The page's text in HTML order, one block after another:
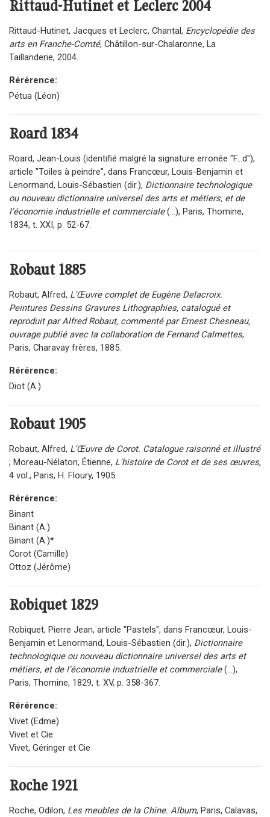
Rittaud-Hutinet et Leclerc2004
Rittaud-Hutinet, Jacques et Leclerc, Chantal, Encyclopédie des
arts en Franche-Comté, Châtillon-sur-Chalaronne, La
Taillanderie, 2004.
Rérérence:
Pétua (Léon)
Roard1834
Roard, Jean-Louis (identifié malgré la signature erronée "F...d"),
article "Toiles à peindre", dans Francœur, Louis-Benjamin et
Lenormand, Louis-Sébastien (dir.), Dictionnaire technologique
ou nouveau dictionnaire universel des arts et métiers, et de
l’économie industrielle et commerciale(...), Paris, Thomine,
1834, t. XXI, p. 52-67.
Robaut1885
Robaut, Alfred, L'Œuvre complet de Eugène Delacroix.
Peintures Dessins Gravures Lithographies, catalogué et
reproduit par Alfred Robaut, commenté par Ernest Chesneau,
ouvrage publié avec la collaboration de Fernand Calmettes,
Paris, Charavay frères, 1885.
Rérérence:
Diot (A.)
Robaut1905
Robaut, Alfred, L'Œuvre de Corot. Catalogue raisonné et illustré
; Moreau-Nélaton, Étienne, L'histoire de Corot et de ses œuvres,
4 vol., Paris, H. Floury, 1905.
Rérérence:
Binant
Binant (A.)
Binant (A.)*
Corot (Camille)
Ottoz (Jérôme)
Robiquet1829
Robiquet, Pierre Jean, article "Pastels", dans Francœur, Louis-
Benjamin et Lenormand, Louis-Sébastien (dir.), Dictionnaire
technologique ou nouveau dictionnaire universel des arts et
métiers, et de l’économie industrielle et commerciale(...),
Paris, Thomine, 1829, t. XV, p. 358-367.
Rérérence:
Vivet (Edme)
Vivet et Cie
Vivet, Géringer et Cie
Roche1921
Roche, Odilon, Les meubles de la Chine. Album, Paris, Calavas,